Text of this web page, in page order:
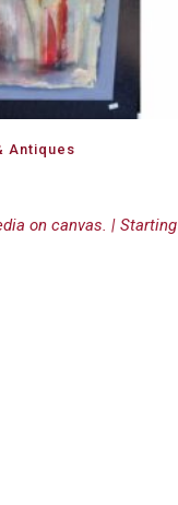
Antiques
on canvas. | Starting